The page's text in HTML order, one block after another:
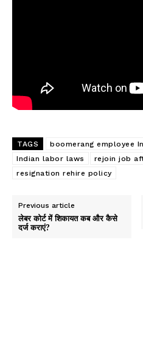
TAGS boomerang employee
Indian labor laws
rejoin job
resignation rehire policy
Previous article
लेबर कोर्ट में शिकायत कब और कैसे
दर्ज कराएं?